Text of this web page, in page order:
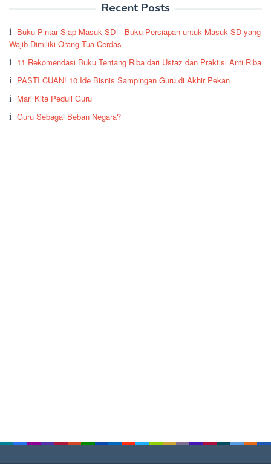
Recent Posts
Buku Pintar Siap Masuk SD – Buku Persiapan untuk Masuk SD yang
Wajib Dimiliki Orang Tua Cerdas
11 Rekomendasi Buku Tentang Riba dari Ustaz dan Praktisi Anti Riba
PASTI CUAN! 10 Ide Bisnis Sampingan Guru di Akhir Pekan
Mari Kita Peduli Guru
Guru Sebagai Beban Negara?